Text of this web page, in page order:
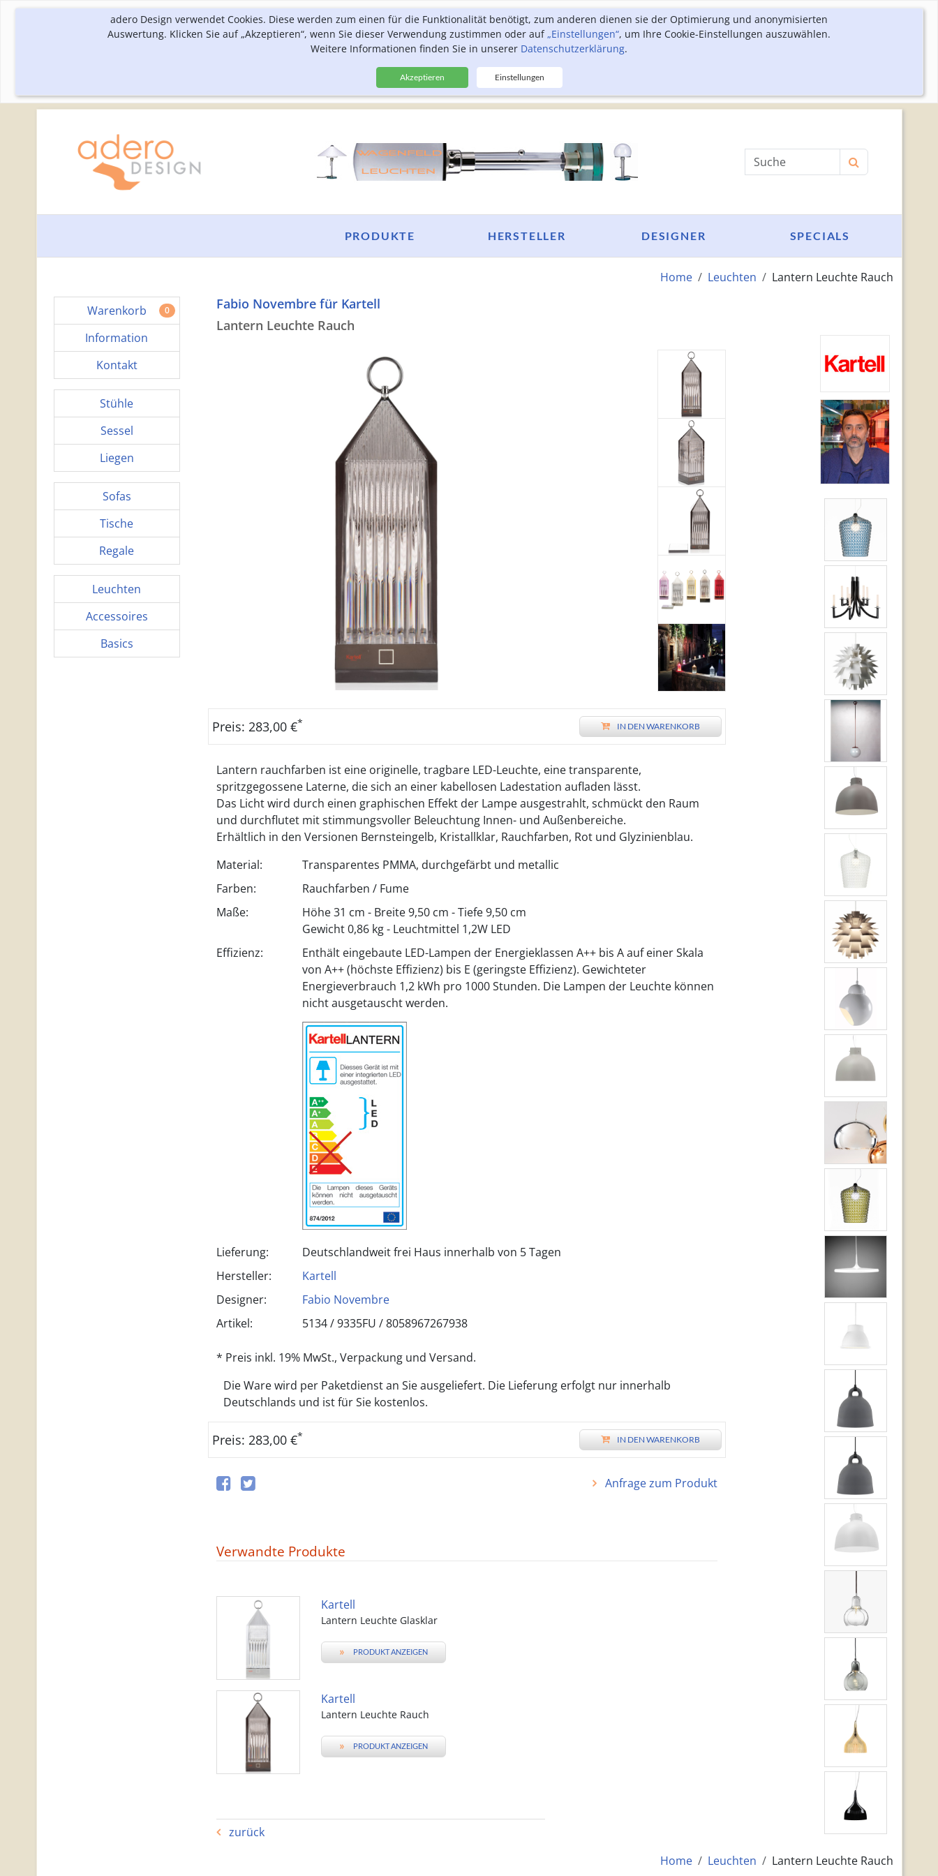
adero Design verwendet Cookies. Diese werden zum einen für die Funktionalität benötigt, zum anderen dienen sie der Optimierung und anonymisierten
Auswertung. Klicken Sie auf „Akzeptieren“, wenn Sie dieser Verwendung zustimmen oder auf„Einstellungen“, um Ihre Cookie-Einstellungen auszuwählen.
Weitere Informationen finden Sie in unserer Datenschutzerklärung.
Akzeptieren Einstellungen
Produktsuche
SPECIALS
DESIGNER
HERSTELLER
PRODUKTE
Home Leuchten Lantern Leuchte Rauch
Warenkorb 0
Information
Kontakt
Stühle
Sessel
Liegen
Sofas
Tische
Regale
Leuchten
Accessoires
Basics
Fabio Novembre für Kartell
Lantern Leuchte Rauch
Preis: 283,00 €* IN DEN WARENKORB
Lantern rauchfarben ist eine originelle, tragbare LED-Leuchte, eine transparente,
spritzgegossene Laterne, die sich an einer kabellosen Ladestation aufladen lässt.
Das Licht wird durch einen graphischen Effekt der Lampe ausgestrahlt, schmückt den Raum
und durchflutet mit stimmungsvoller Beleuchtung Innen- und Außenbereiche.
Erhältlich in den Versionen Bernsteingelb, Kristallklar, Rauchfarben, Rot und Glyzinienblau.
Material:
Transparentes PMMA, durchgefärbt und metallic
Farben:
Rauchfarben / Fume
Maße:
Höhe 31 cm - Breite 9,50 cm - Tiefe 9,50 cm
Gewicht 0,86 kg - Leuchtmittel 1,2W LED
Effizienz:
Enthält eingebaute LED-Lampen der Energieklassen A++ bis A auf einer Skala
von A++ (höchste Effizienz) bis E (geringste Effizienz). Gewichteter
Energieverbrauch 1,2 kWh pro 1000 Stunden. Die Lampen der Leuchte können
nicht ausgetauscht werden.
Lieferung:
Deutschlandweit frei Haus innerhalb von 5 Tagen
Hersteller:
Kartell
Designer:
Fabio Novembre
Artikel:
5134 /9335FU/8058967267938
* Preis inkl. 19% MwSt., Verpackung und Versand.
Die Ware wird per Paketdienst an Sie ausgeliefert. Die Lieferung erfolgt nur innerhalb
Deutschlands und ist für Sie kostenlos.
Preis: 283,00 €* IN DEN WARENKORB
Anfrage zum Produkt
Verwandte Produkte
Kartell
Lantern Leuchte Glasklar
» PRODUKT ANZEIGEN
Kartell
Lantern Leuchte Rauch
» PRODUKT ANZEIGEN
zurück
Home
Leuchten Lantern Leuchte Rauch